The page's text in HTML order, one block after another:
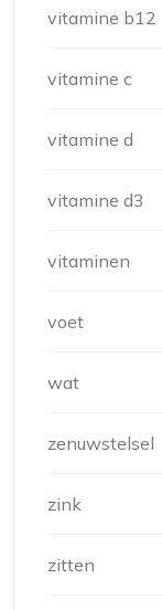
vitamine b12
vitamine c
vitamine d
vitamine d3
vitaminen
voet
wat
zenuwstelsel
zink
zitten